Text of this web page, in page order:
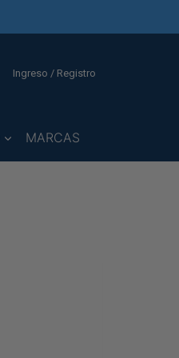
Ingreso / Registro
MARCAS